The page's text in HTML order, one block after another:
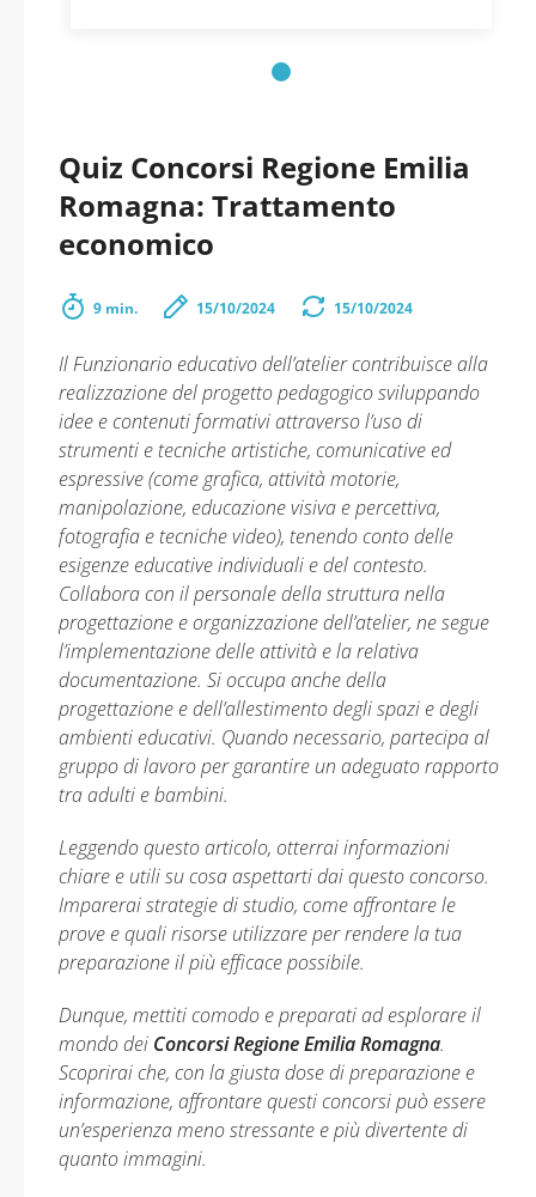
Quiz Concorsi Regione Emilia
Romagna: Trattamento
economico
9 min. 15/10/2024 15/10/2024
Il Funzionario educativo dell’atelier contribuisce alla
realizzazione del progetto pedagogico sviluppando
idee e contenuti formativi attraverso l’uso di
strumenti e tecniche artistiche, comunicative ed
espressive (come grafica, attività motorie,
manipolazione, educazione visiva e percettiva,
fotografia e tecniche video), tenendo conto delle
esigenze educative individuali e del contesto.
Collabora con il personale della struttura nella
progettazione e organizzazione dell’atelier, ne segue
l’implementazione delle attività e la relativa
documentazione. Si occupa anche della
progettazione e dell’allestimento degli spazi e degli
ambienti educativi. Quando necessario, partecipa al
gruppo di lavoro per garantire un adeguato rapporto
tra adulti e bambini.
Leggendo questo articolo, otterrai informazioni
chiare e utili su cosa aspettarti dai questo concorso.
Imparerai strategie di studio, come affrontare le
prove e quali risorse utilizzare per rendere la tua
preparazione il più efficace possibile.
Dunque, mettiti comodo e preparati ad esplorare il
mondo dei Concorsi Regione Emilia Romagna.
Scoprirai che, con la giusta dose di preparazione e
informazione, affrontare questi concorsi può essere
un’esperienza meno stressante e più divertente di
quanto immagini.